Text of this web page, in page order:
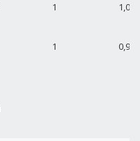
1 1,046
1 0,956